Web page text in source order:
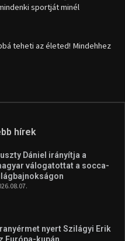
sportját minél
teheti az életed! Mindehhez
hírek
Dániel irányítja a
válogatottat a socca-
nyert Szilágyi Erik